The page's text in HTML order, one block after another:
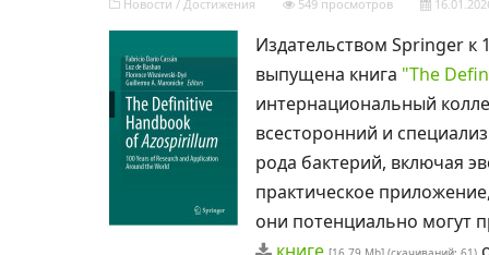
Новости / Достижения 549 просмотров
Издательством Springer к
выпущена книга "The
интернациональный
всесторонний и
рода бактерий, включая
практическое
они потенциально могут